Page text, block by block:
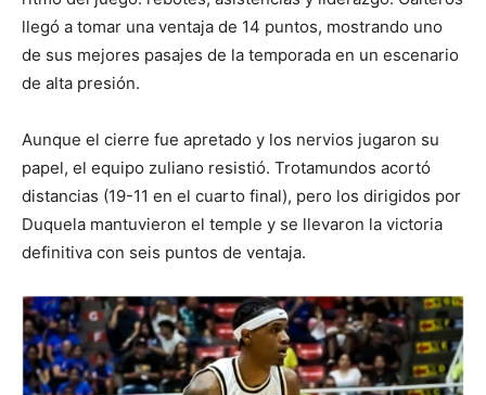
llegó a tomar una ventaja de 14 puntos, mostrando uno
de sus mejores pasajes de la temporada en un escenario
de alta presión.
Aunque el cierre fue apretado y los nervios jugaron su
papel, el equipo zuliano resistió. Trotamundos acortó
distancias (19-11 en el cuarto final), pero los dirigidos por
Duquela mantuvieron el temple y se llevaron la victoria
definitiva con seis puntos de ventaja.